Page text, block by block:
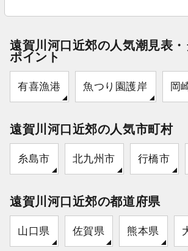
遠賀川河口近郊の人気潮見表
ポイント
有喜漁港 魚つり園護岸 岡
遠賀川河口近郊の人気市町村
糸島市 北九州市 行橋市
遠賀川河口近郊の都道府県
山口県 佐賀県 熊本県